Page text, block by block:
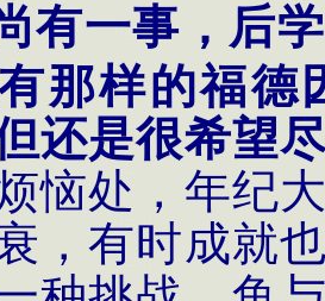
有一事，后
那样的福德
还是很希望
恼处，年纪
，有时成就